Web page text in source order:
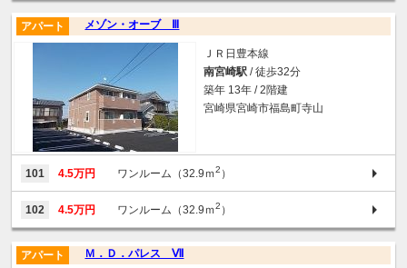
メゾン・オーブ Ⅲ
アパート
ＪＲ日豊本線
南宮崎駅 / 徒歩32分
築年 13年 / 2階建
宮崎県宮崎市福島町寺山
101 4.5万円 ワンルーム（32.9ｍ2 ）
102 4.5万円 ワンルーム（32.9ｍ2 ）
Ｍ．Ｄ．パレス Ⅶ
アパート